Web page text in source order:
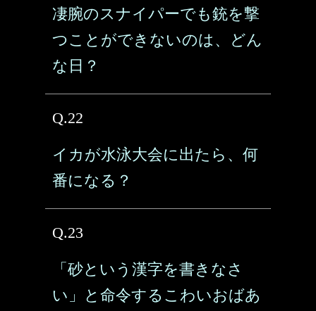
凄腕のスナイパーでも銃を撃
つことができないのは、どん
な日？
Q.22
イカが水泳大会に出たら、何
番になる？
Q.23
「砂という漢字を書きなさ
い」と命令するこわいおばあ